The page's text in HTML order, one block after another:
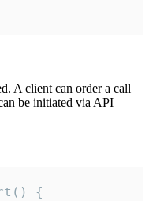
A client can order a call
be initiated via API
{